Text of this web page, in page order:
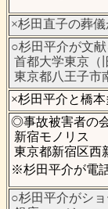
×杉田直子の葬
○杉田平介が文
首都大学東京（
東京都八王子市
×杉田平介と橋
◎事故被害者の
新宿モノリス
東京都新宿区西
※杉田平介が電
○杉田平介がシ